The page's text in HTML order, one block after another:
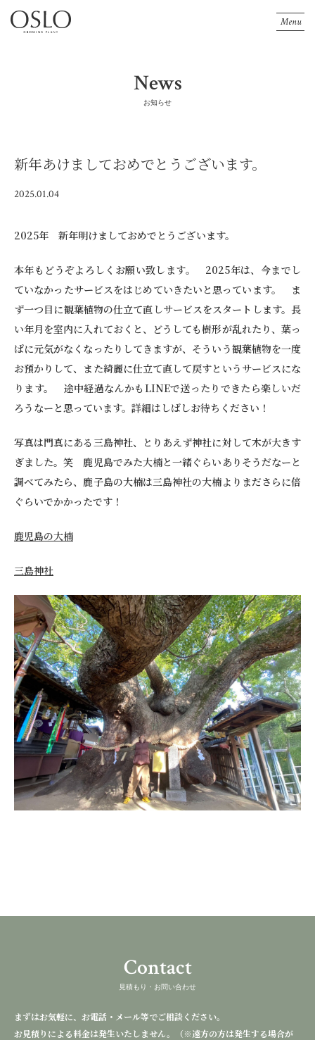
Menu
News
お知らせ
新年あけましておめでとうございます。
2025.01.04
2025年 新年明けましておめでとうございます。
本年もどうぞよろしくお願い致します。 2025年は、今までし
ていなかったサービスをはじめていきたいと思っています。 ま
ず一つ目に観葉植物の仕立て直しサービスをスタートします。長
い年月を室内に入れておくと、どうしても樹形が乱れたり、葉っ
ぱに元気がなくなったりしてきますが、そういう観葉植物を一度
お預かりして、また綺麗に仕立て直して戻すというサービスにな
ります。 途中経過なんかもLINEで送ったりできたら楽しいだ
ろうなーと思っています。詳細はしばしお待ちください！
写真は門真にある三島神社、とりあえず神社に対して木が大きす
ぎました。笑 鹿児島でみた大楠と一緒ぐらいありそうだなーと
調べてみたら、鹿子島の大楠は三島神社の大楠よりまださらに倍
ぐらいでかかったです！
鹿児島の大楠
三島神社
Contact
見積もり・お問い合わせ
まずはお気軽に、お電話・メール等でご相談ください。
お見積りによる料金は発生いたしません。（※遠方の方は発生する場合が